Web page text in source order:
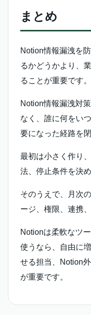
まとめ
Notion情報漏洩を
るかどうかより、
ることが重要です。
Notion情報漏洩対
なく、誰に何をい
要になった経路を
最初は小さく作り
法、停止条件を決め
そのうえで、月次
ージ、権限、連携
Notionは柔軟なツ
使うなら、自由に
せる担当、Notion
が重要です。